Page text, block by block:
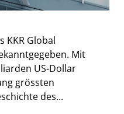
KKR Global
Mit
US-Dollar
grössten
des...